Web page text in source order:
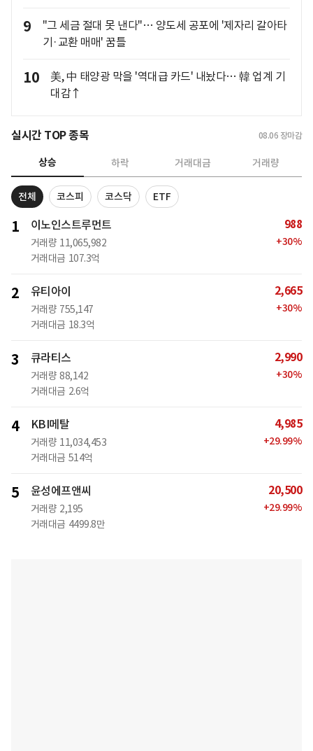
9
"그 세금 절대 못 낸다"… 양도세 공포에 '제자리 갈아타
기·교환 매매' 꿈틀
10
美, 中 태양광 막을 '역대급 카드' 내놨다… 韓 업계 기
대감↑
실시간 TOP 종목 08.06 장마감
상승 하락 거래대금 거래량
전체 코스피 코스닥 ETF
1 이노인스트루먼트
거래량 11,065,982
거래대금 107.3억
988
+30%
2 유티아이
거래량 755,147
거래대금 18.3억
2,665
+30%
3 큐라티스
거래량 88,142
거래대금 2.6억
2,990
+30%
4 KBI메탈
거래량 11,034,453
거래대금 514억
4,985
+29.99%
5 윤성에프앤씨
거래량 2,195
거래대금 4499.8만
20,500
+29.99%